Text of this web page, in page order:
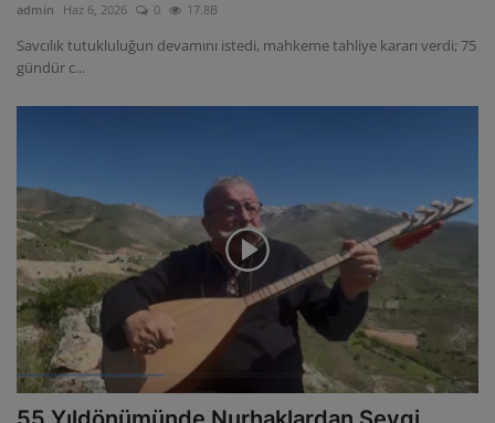
admin Haz 6, 2026 0 17.8B
Savcılık tutukluluğun devamını istedi, mahkeme tahliye kararı verdi; 75
gündür c...